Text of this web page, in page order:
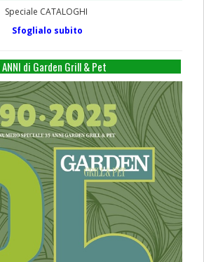
Speciale CATALOGHI
Sfoglialo subito
di Garden Grill & Pet